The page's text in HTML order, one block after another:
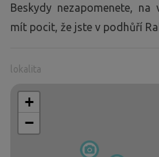
Beskydy nezapomenete,
mít pocit, že jste v podhůří
lokalita
+
−